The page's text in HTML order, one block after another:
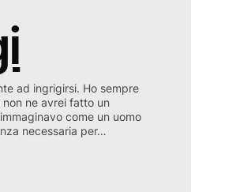
ad ingrigirsi. Ho sempre
ne avrei fatto un
come un uomo
necessaria per…